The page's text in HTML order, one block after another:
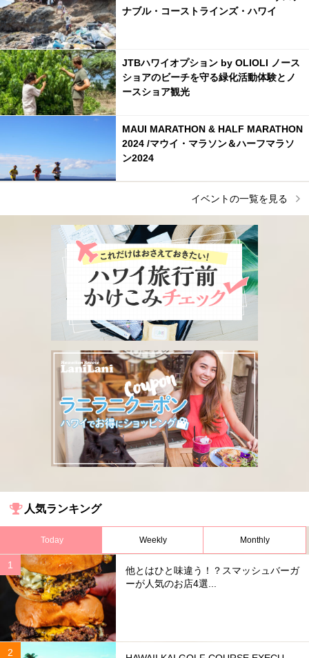
ナブル・コーストラインズ・ハワイ
JTBハワイオプション by OLIOLI ノース
ショアのビーチを守る緑化活動体験とノ
ースショア観光
MAUI MARATHON & HALF MARATHON
2024 /マウイ・マラソン＆ハーフマラソ
ン2024
イベントの一覧を見る
人気ランキング
Today Weekly Monthly
他とはひと味違う！？スマッシュバーガ
ーが人気のお店4選...